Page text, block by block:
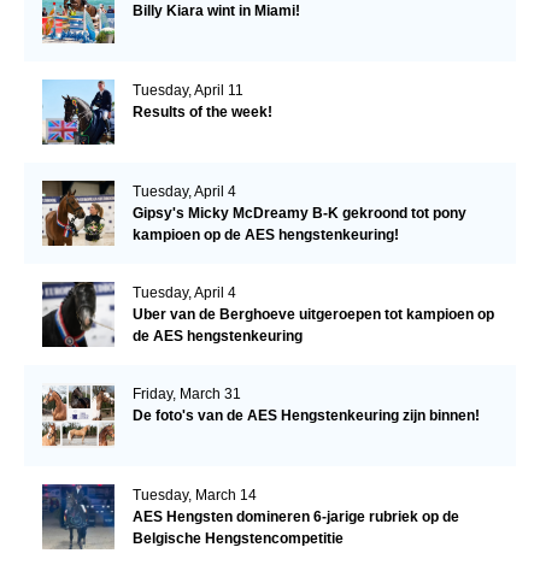
Billy Kiara wint in Miami!
Tuesday, April 11
Results of the week!
Tuesday, April 4
Gipsy's Micky McDreamy B-K gekroond tot pony
kampioen op de AES hengstenkeuring!
Tuesday, April 4
Uber van de Berghoeve uitgeroepen tot kampioen op
de AES hengstenkeuring
Friday, March 31
De foto's van de AES Hengstenkeuring zijn binnen!
Tuesday, March 14
AES Hengsten domineren 6-jarige rubriek op de
Belgische Hengstencompetitie